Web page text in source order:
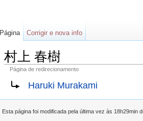
村上 春樹
Página de redirecionamento
Haruki Murakami
Página Corrigir e nova info
Esta página foi modificada pela última vez às 18h29min